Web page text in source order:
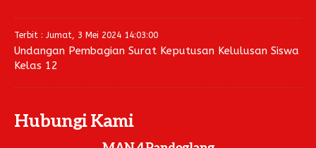
Terbit : Jumat, 3 Mei 2024 14:03:00
Undangan Pembagian Surat Keputusan Kelulusan Siswa
Kelas 12
Hubungi Kami